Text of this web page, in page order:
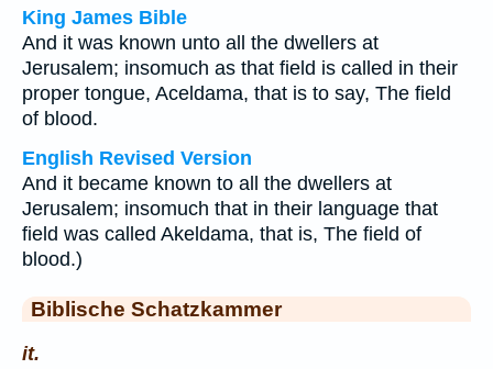
King James Bible
And it was known unto all the dwellers at
Jerusalem; insomuch as that field is called in their
proper tongue, Aceldama, that is to say, The field
of blood.
English Revised Version
And it became known to all the dwellers at
Jerusalem; insomuch that in their language that
field was called Akeldama, that is, The field of
blood.)
Biblische Schatzkammer
it.